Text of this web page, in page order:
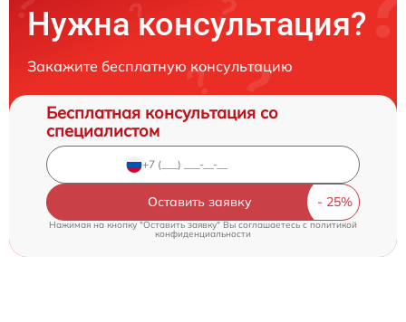
Нужна консультация?
Закажите бесплатную консультацию
Бесплатная консультация со
специалистом
Оставить заявку
Нажимая на кнопку "Оставить заявку" Вы соглашаетесь cполитикой
конфиденциальности